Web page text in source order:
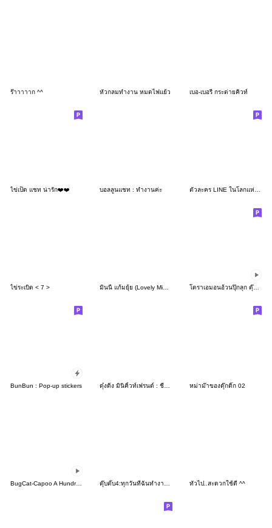
ร๊าาาาาก ^^ หัวกลมทำงาน หมดไฟแย้ว เบอ-เบอรี่ กระต่ายคิวท์
ไข่เป็ด แชท น่ารัก❤️❤️ บอลลูนแชท : ทำงานค่ะ ตัวละคร LINE ในโลกแห่งนิทาน☆
ไข่ระเบิด < 7 > มินนี แก้มยุ้ย (Lovely Minimal Style) โดราเอมอนอ้วนปุ๊กลุก ดุ๊กดิ๊กได้
BunBun : Pop-up stickers หม่าม๊าของดุ๊กดิ๊ก 02
BugCat-Capoo A Hundred Flavors of Taiwan ทั่วไป..สะดวกใช้ดี ^^